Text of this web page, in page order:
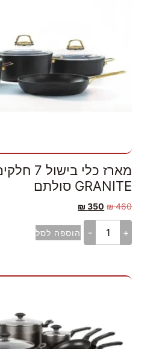
GRANITE סולתם
460
₪
350
₪
+
- הוספה לסל